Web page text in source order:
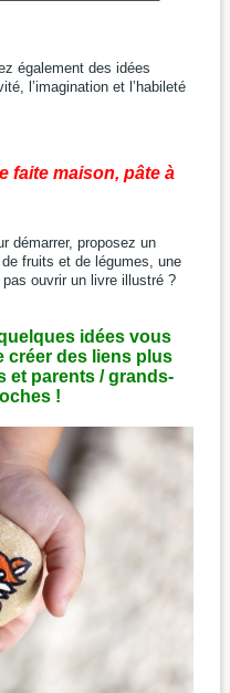
également des idées
l’imagination et l’habileté
faite maison, pâte à
démarrer, proposez un
fruits et de légumes, une
ouvrir un livre illustré ?
idées vous
créer des liens plus
et parents / grands-
!